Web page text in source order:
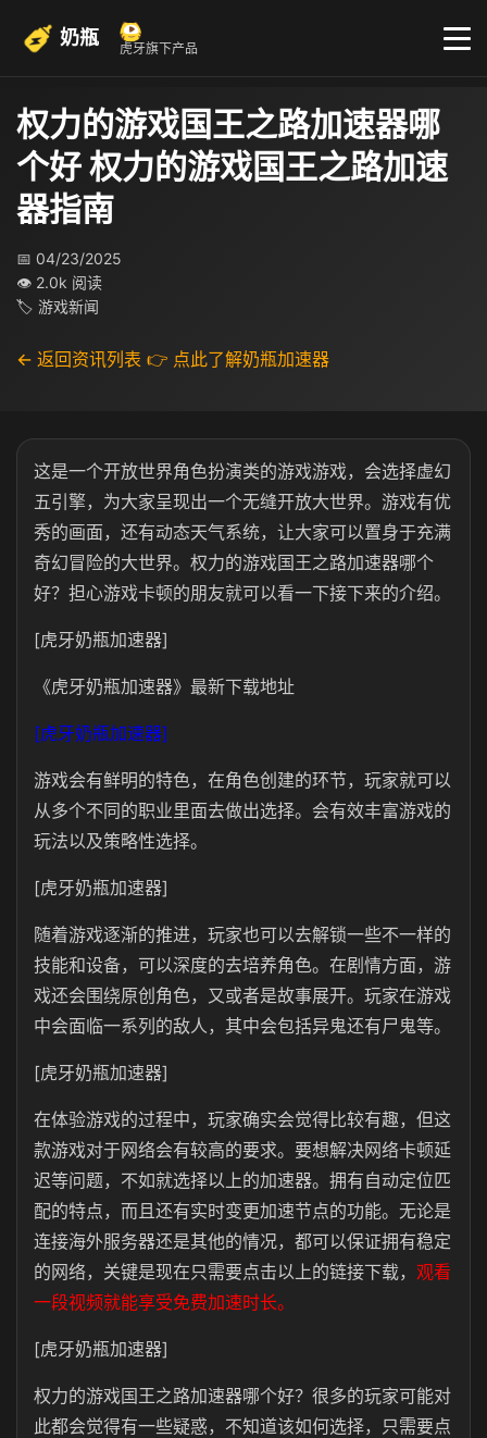
奶瓶 虎牙旗下产品
权力的游戏国王之路加速器哪
个好 权力的游戏国王之路加速
器指南
📅 04/23/2025
👁 2.0k 阅读
🏷 游戏新闻
← 返回资讯列表 👉 点此了解奶瓶加速器
这是一个开放世界角色扮演类的游戏游戏，会选择虚幻
五引擎，为大家呈现出一个无缝开放大世界。游戏有优
秀的画面，还有动态天气系统，让大家可以置身于充满
奇幻冒险的大世界。权力的游戏国王之路加速器哪个
好？担心游戏卡顿的朋友就可以看一下接下来的介绍。
[虎牙奶瓶加速器]
《虎牙奶瓶加速器》最新下载地址
[虎牙奶瓶加速器]
游戏会有鲜明的特色，在角色创建的环节，玩家就可以
从多个不同的职业里面去做出选择。会有效丰富游戏的
玩法以及策略性选择。
[虎牙奶瓶加速器]
随着游戏逐渐的推进，玩家也可以去解锁一些不一样的
技能和设备，可以深度的去培养角色。在剧情方面，游
戏还会围绕原创角色，又或者是故事展开。玩家在游戏
中会面临一系列的敌人，其中会包括异鬼还有尸鬼等。
[虎牙奶瓶加速器]
在体验游戏的过程中，玩家确实会觉得比较有趣，但这
款游戏对于网络会有较高的要求。要想解决网络卡顿延
迟等问题，不如就选择以上的加速器。拥有自动定位匹
配的特点，而且还有实时变更加速节点的功能。无论是
连接海外服务器还是其他的情况，都可以保证拥有稳定
的网络，关键是现在只需要点击以上的链接下载， 观看
一段视频就能享受免费加速时长。
[虎牙奶瓶加速器]
权力的游戏国王之路加速器哪个好？很多的玩家可能对
此都会觉得有一些疑惑，不知道该如何选择，只需要点